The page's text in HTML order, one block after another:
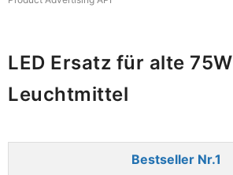
LED Ersatz für alte 75W
Leuchtmittel
1